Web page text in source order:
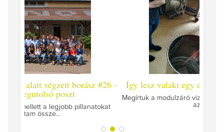
Így lesz valaki egy év alatt végzett borász #25
Megírtuk a modulzáró vizsgákat, már lázasan készülünk
az utolsó...